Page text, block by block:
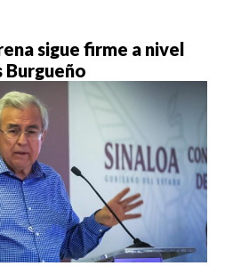
sigue firme a nivel
Burgueño